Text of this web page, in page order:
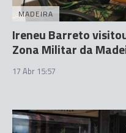
MADEIRA
Ireneu Barreto
Zona Militar da
17 Abr 15:57